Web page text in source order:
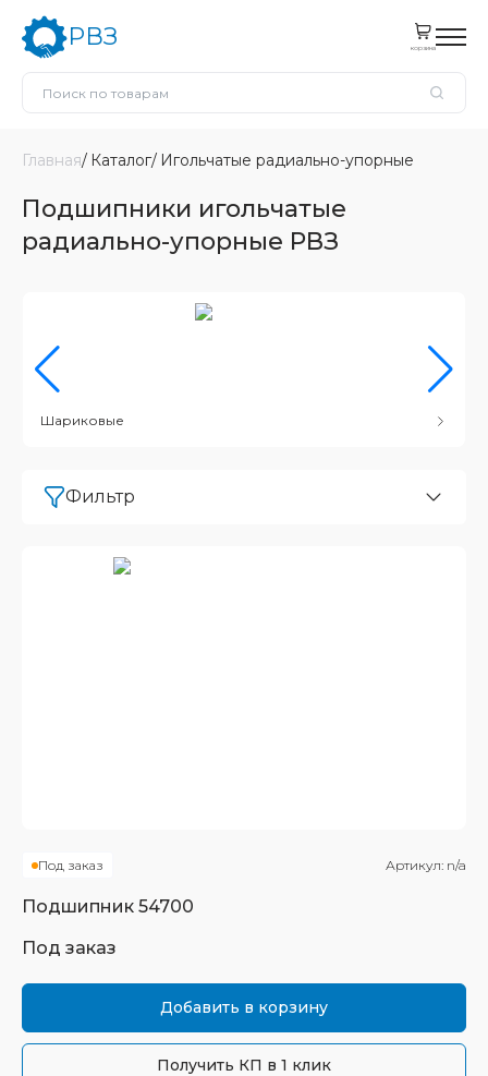
РВЗ корзина
Главная Каталог Игольчатые радиально-упорные
Подшипники игольчатые
радиально-упорные РВЗ
Шариковые
Фильтр
Под заказ Артикул: n/a
Подшипник 54700
Под заказ
Добавить в корзину
Получить КП в 1 клик